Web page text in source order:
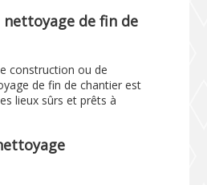
de fin de
construction ou de
de fin de chantier est
lieux sûrs et prêts à